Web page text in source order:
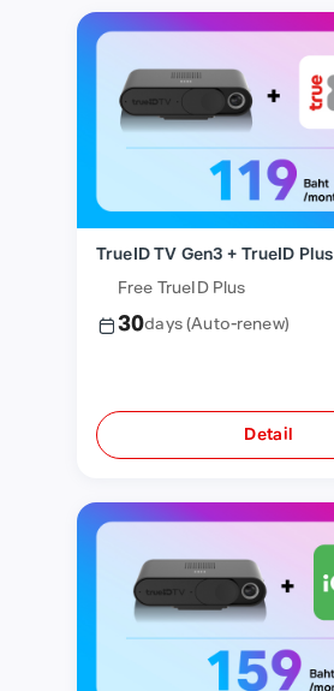
TrueID TV Gen3 + TrueID Plus
Free TrueID Plus
30days(Auto-renew)
Detail